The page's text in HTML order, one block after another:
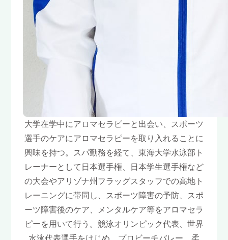
大学在学中にアロマセラピーと出会い、スポーツ
選手のケアにアロマセラピーを取り入れることに
興味を持つ。スパ勤務を経て、東海大学水泳部ト
レーナーとして日本選手権、日本学生選手権など
の大会やアリゾナ州フラッグスタッフでの高地ト
レーニングに帯同し、スポーツ障害の予防、スポ
ーツ障害後のケア、メンタルケア等をアロマセラ
ピーを用いて行う。競泳オリンピック代表、世界
水泳代表選手をはじめ、プロビーチバレー、柔